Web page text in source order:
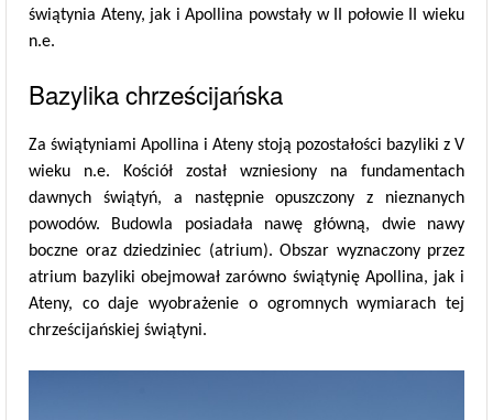
świątynia Ateny, jak i Apollina powstały w II połowie II wieku
n.e.
Bazylika chrześcijańska
Za świątyniami Apollina i Ateny stoją pozostałości bazyliki z V
wieku n.e. Kościół został wzniesiony na fundamentach
dawnych świątyń, a następnie opuszczony z nieznanych
powodów. Budowla posiadała nawę główną, dwie nawy
boczne oraz dziedziniec (atrium). Obszar wyznaczony przez
atrium bazyliki obejmował zarówno świątynię Apollina, jak i
Ateny, co daje wyobrażenie o ogromnych wymiarach tej
chrześcijańskiej świątyni.